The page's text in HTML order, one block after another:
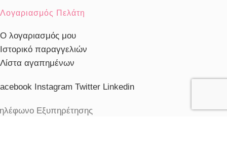
Λογαριασμός Πελάτη
Ο λογαριασμός μου
Ιστορικό παραγγελιών
Λίστα αγαπημένων
Instagram Twitter Linkedin
Εξυπηρέτησης